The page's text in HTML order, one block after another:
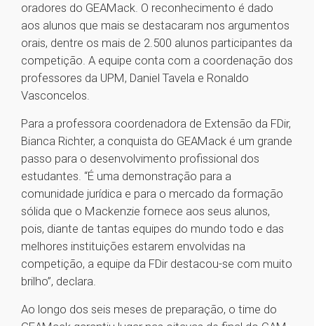
oradores do GEAMack. O reconhecimento é dado
aos alunos que mais se destacaram nos argumentos
orais, dentre os mais de 2.500 alunos participantes da
competição. A equipe conta com a coordenação dos
professores da UPM, Daniel Tavela e Ronaldo
Vasconcelos.
Para a professora coordenadora de Extensão da FDir,
Bianca Richter, a conquista do GEAMack é um grande
passo para o desenvolvimento profissional dos
estudantes. “É uma demonstração para a
comunidade jurídica e para o mercado da formação
sólida que o Mackenzie fornece aos seus alunos,
pois, diante de tantas equipes do mundo todo e das
melhores instituições estarem envolvidas na
competição, a equipe da FDir destacou-se com muito
brilho”, declara.
Ao longo dos seis meses de preparação, o time do